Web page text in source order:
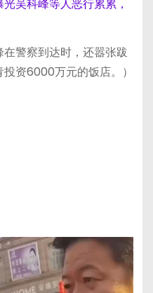
在警察到达时，还嚣张跋
资6000万元的饭店。）